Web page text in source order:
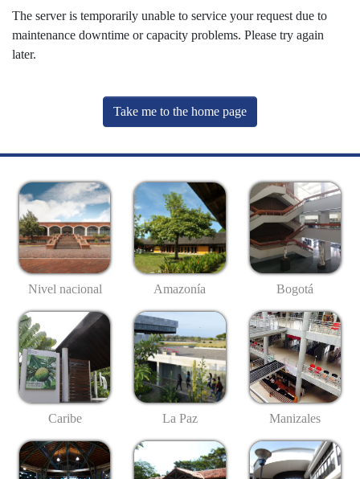
The server is temporarily unable to service your request due to
maintenance downtime or capacity problems. Please try again
later.
Take me to the home page
Nivel nacional Amazonía Bogotá
Caribe La Paz Manizales